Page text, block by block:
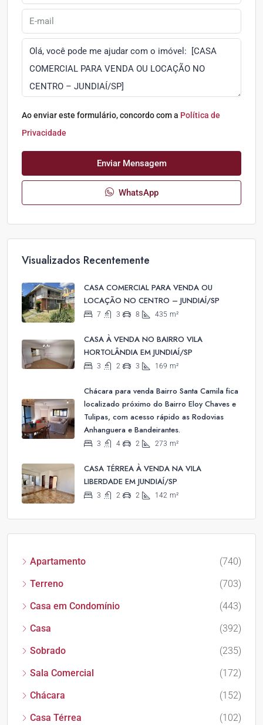
Ao enviar este formulário, concordo com a Política de
Privacidade
Enviar Mensagem
WhatsApp
Visualizados Recentemente
CASA COMERCIAL PARA VENDA OU
LOCAÇÃO NO CENTRO – JUNDIAÍ/SP
7 3 8 435 m²
CASA À VENDA NO BAIRRO VILA
HORTOLÂNDIA EM JUNDIAÍ/SP
3 2 3 169 m²
Chácara para venda Bairro Santa Camila fica
localizado próximo do Bairro Eloy Chaves e
Tulipas, com acesso rápido as Rodovias
Anhanguera e Bandeirantes.
3 4 2 273 m²
CASA TÉRREA À VENDA NA VILA
LIBERDADE EM JUNDIAÍ/SP
3 2 2 142 m²
Apartamento
(740)
Terreno
(703)
Casa em Condomínio
(443)
Casa
(392)
Sobrado
(235)
Sala Comercial
(172)
Chácara
(152)
Casa Térrea
(102)